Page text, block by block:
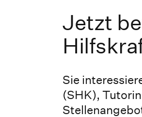
Jetzt
Sie
(SHK),